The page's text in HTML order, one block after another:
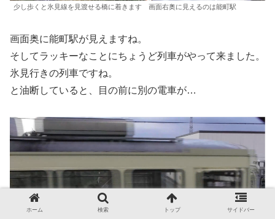
少し歩くと氷見線を見渡せる橋に着きます 画面右奥に見えるのは能町駅
画面奥に能町駅が見えますね。
そしてラッキーなことにちょうど列車がやって来ました。
氷見行きの列車ですね。
と油断していると、目の前に別の電車が…
ホーム 検索 トップ サイドバー